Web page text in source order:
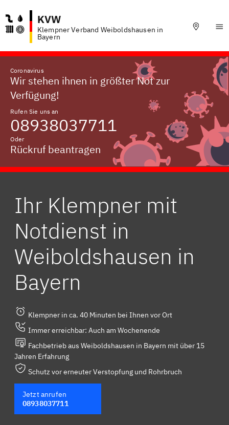
KVW
Klempner Verband Weiboldshausen in
Bayern
Coronavirus
Wir stehen ihnen in größter Not zur
Verfügung!
Rufen Sie uns an
08938037711
Oder
Rückruf beantragen
Ihr Klempner mit
Notdienst in
Weiboldshausen in
Bayern
Klempner in ca. 40 Minuten bei Ihnen vor Ort
Immer erreichbar: Auch am Wochenende
Fachbetrieb aus Weiboldshausen in Bayern mit über 15
Jahren Erfahrung
Schutz vor erneuter Verstopfung und Rohrbruch
Jetzt anrufen
08938037711